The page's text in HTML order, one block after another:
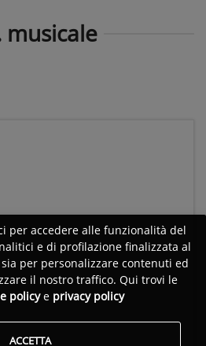
musicale
per accedere alle funzionalità del
e di profilazione finalizzata al
per personalizzare contenuti ed
il nostro traffico. Qui trovi le
policye privacy policy
ACCETTA